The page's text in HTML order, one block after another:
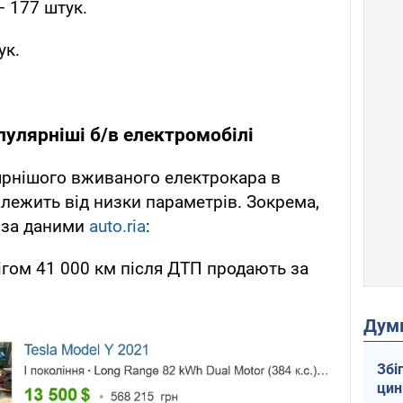
177 штук.
б/в електромобілі
вживаного електрокара в
від низки параметрів. Зокрема,
за даними auto.ria:
41 000 км після ДТП продають за